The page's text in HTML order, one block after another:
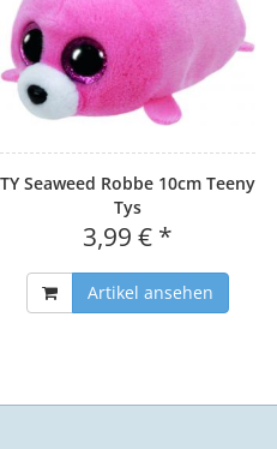
TY Seaweed Robbe 10cm Teeny
Tys
3,99 € *
Artikel ansehen